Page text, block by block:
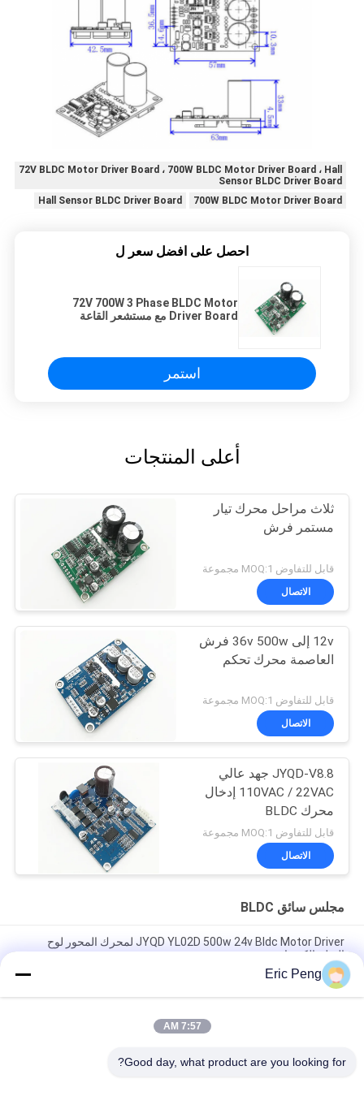
72V BLDC Motor Driver Board ، 700W BLDC Motor Driver Board ، Hall
Sensor BLDC Driver Board
700W BLDC Motor Driver Board
Hall Sensor BLDC Driver Board
احصل على افضل سعر ل
72V 700W 3 Phase BLDC Motor
Driver Board مع مستشعر القاعة
استمر
أعلى المنتجات
ثلاث مراحل محرك تيار
مستمر فرش
قابل للتفاوض MOQ:1 مجموعة
الاتصال
12v إلى 36v 500w فرش
العاصمة محرك تحكم
قابل للتفاوض MOQ:1 مجموعة
الاتصال
JYQD-V8.8 جهد عالي
110VAC / 22VAC إدخال
محرك BLDC
قابل للتفاوض MOQ:1 مجموعة
الاتصال
مجلس سائق BLDC
JYQD YL02D 500w 24v Bldc Motor Driver لمحرك المحور لوح
التزلج الكهربائي
بمحرك تيار مستمر Pwm
Eric Peng
7:57 AM
Good day, what product are you looking for?